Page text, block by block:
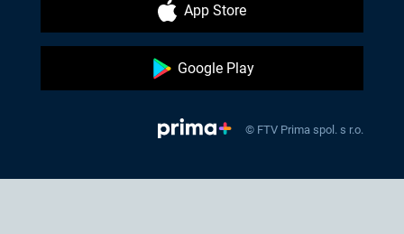
App Store
Google Play
© FTV Prima spol. s r.o.